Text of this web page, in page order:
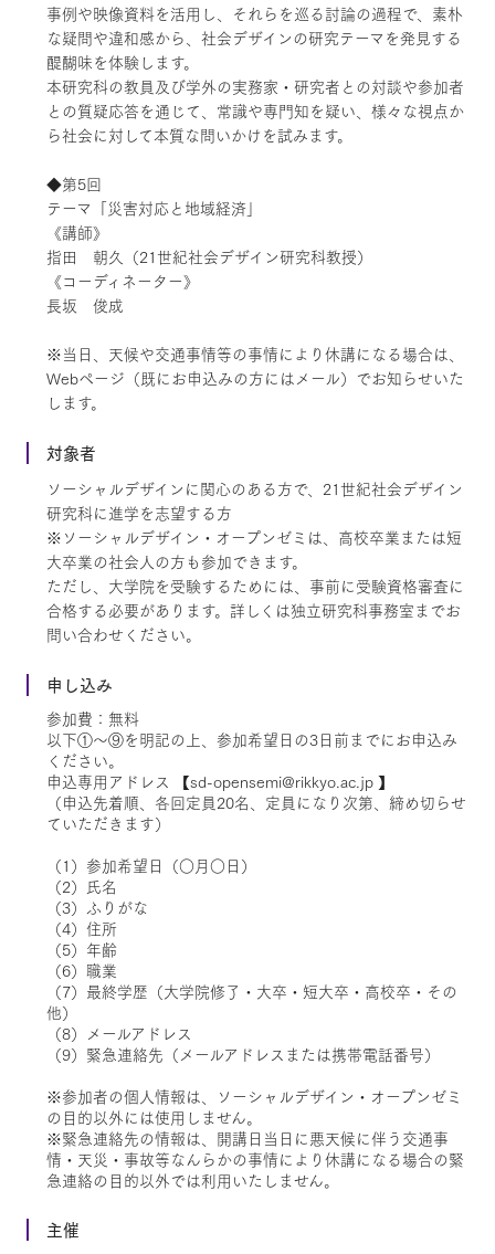
事例や映像資料を活用し、それらを巡る討論の過程で、素朴
な疑問や違和感から、社会デザインの研究テーマを発見する
醍醐味を体験します。
本研究科の教員及び学外の実務家・研究者との対談や参加者
との質疑応答を通じて、常識や専門知を疑い、様々な視点か
ら社会に対して本質な問いかけを試みます。
◆第5回
テーマ「災害対応と地域経済」
《講師》
指田 朝久（21世紀社会デザイン研究科教授）
《コーディネーター》
長坂 俊成
※当日、天候や交通事情等の事情により休講になる場合は、
Webページ（既にお申込みの方にはメール）でお知らせいた
します。
対象者
ソーシャルデザインに関心のある方で、21世紀社会デザイン
研究科に進学を志望する方
※ソーシャルデザイン・オープンゼミは、高校卒業または短
大卒業の社会人の方も参加できます。
ただし、大学院を受験するためには、事前に受験資格審査に
合格する必要があります。詳しくは独立研究科事務室までお
問い合わせください。
申し込み
参加費：無料
以下①～⑨を明記の上、参加希望日の3日前までにお申込み
ください。
申込専用アドレス 【sd-opensemi@rikkyo.ac.jp 】
（申込先着順、各回定員20名、定員になり次第、締め切らせ
ていただきます）
（1）参加希望日（○月○日）
（2）氏名
（3）ふりがな
（4）住所
（5）年齢
（6）職業
（7）最終学歴（大学院修了・大卒・短大卒・高校卒・その
他）
（8）メールアドレス
（9）緊急連絡先（メールアドレスまたは携帯電話番号）
※参加者の個人情報は、ソーシャルデザイン・オープンゼミ
の目的以外には使用しません。
※緊急連絡先の情報は、開講日当日に悪天候に伴う交通事
情・天災・事故等なんらかの事情により休講になる場合の緊
急連絡の目的以外では利用いたしません。
主催